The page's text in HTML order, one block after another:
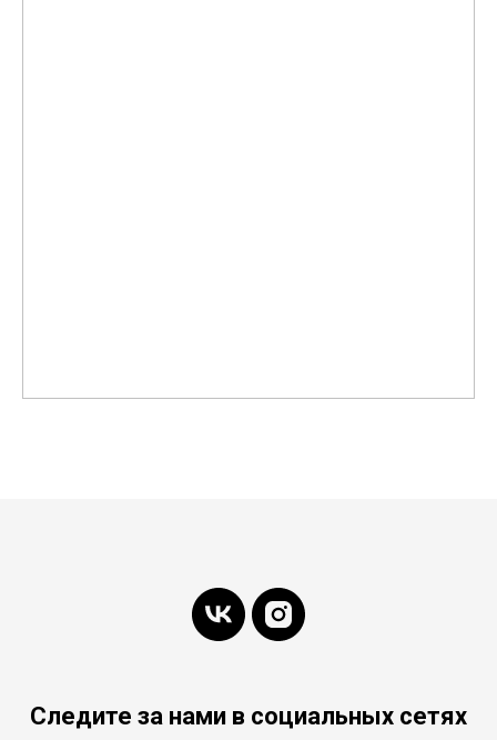
Следите за нами в социальных сетях